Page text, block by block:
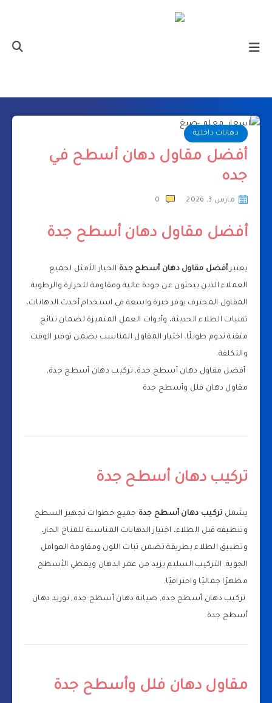
دهانات داخلية
أفضل مقاول دهان أسطح في
جده
مارس 3, 2026 0
أفضل مقاول دهان أسطح جدة
يعتبر أفضل مقاول دهان أسطح جدة الخيار الأمثل لجميع
العملاء الذين يبحثون عن جودة عالية ومقاومة للحرارة والرطوبة.
المقاول المحترف يوفر خبرة واسعة في استخدام أحدث الدهانات،
تقنيات الطلاء الحديثة، وأدوات العمل المتميزة لضمان نتائج
متقنة تدوم طويلًا. اختيار المقاول المناسب يضمن توفير الوقت
والتكلفة.
أفضل مقاول دهان أسطح جدة, تركيب دهان أسطح جدة,
مقاول دهان فلل وأسطح جدة
تركيب دهان أسطح جدة
يشمل تركيب دهان أسطح جدة جميع خطوات تجهيز السطح
وتنظيفه قبل الطلاء، اختيار الدهانات المناسبة للمناخ الحار،
وتطبيق الطلاء بطريقة تضمن ثبات اللون ومقاومة العوامل
الجوية. التركيب السليم يزيد من عمر الدهان ويعطي الأسطح
مظهرًا جماليًا واحترافيًا.
تركيب دهان أسطح جدة, صيانة دهان أسطح جدة, توريد دهان
أسطح جدة
مقاول دهان فلل وأسطح جدة